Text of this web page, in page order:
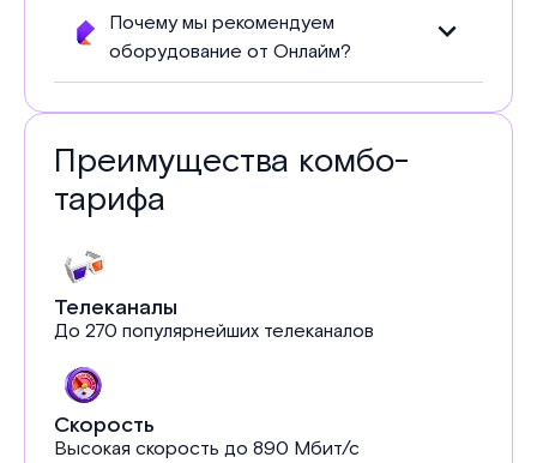
Почему мы рекомендуем
оборудование от Онлайм?
Преимущества комбо-
тарифа
Телеканалы
До 270 популярнейших телеканалов
Скорость
Высокая скорость до 890 Мбит/с